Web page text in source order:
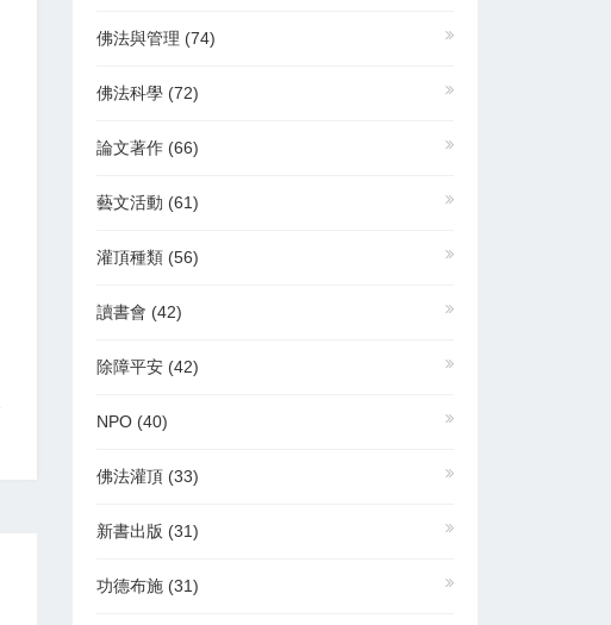
佛法與管理 (74)
佛法科學 (72)
論文著作 (66)
藝文活動 (61)
灌頂種類 (56)
讀書會 (42)
除障平安 (42)
NPO (40)
佛法灌頂 (33)
新書出版 (31)
功德布施 (31)